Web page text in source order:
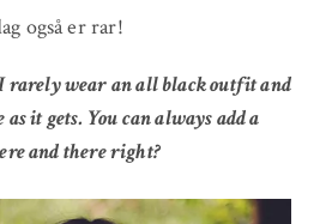
også er rar!
rarely wear an all black outfit and
it gets. You can always add a
and there right?